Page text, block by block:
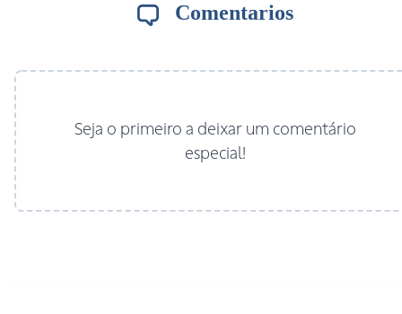
Comentarios
Seja o primeiro a deixar um comentário
especial!